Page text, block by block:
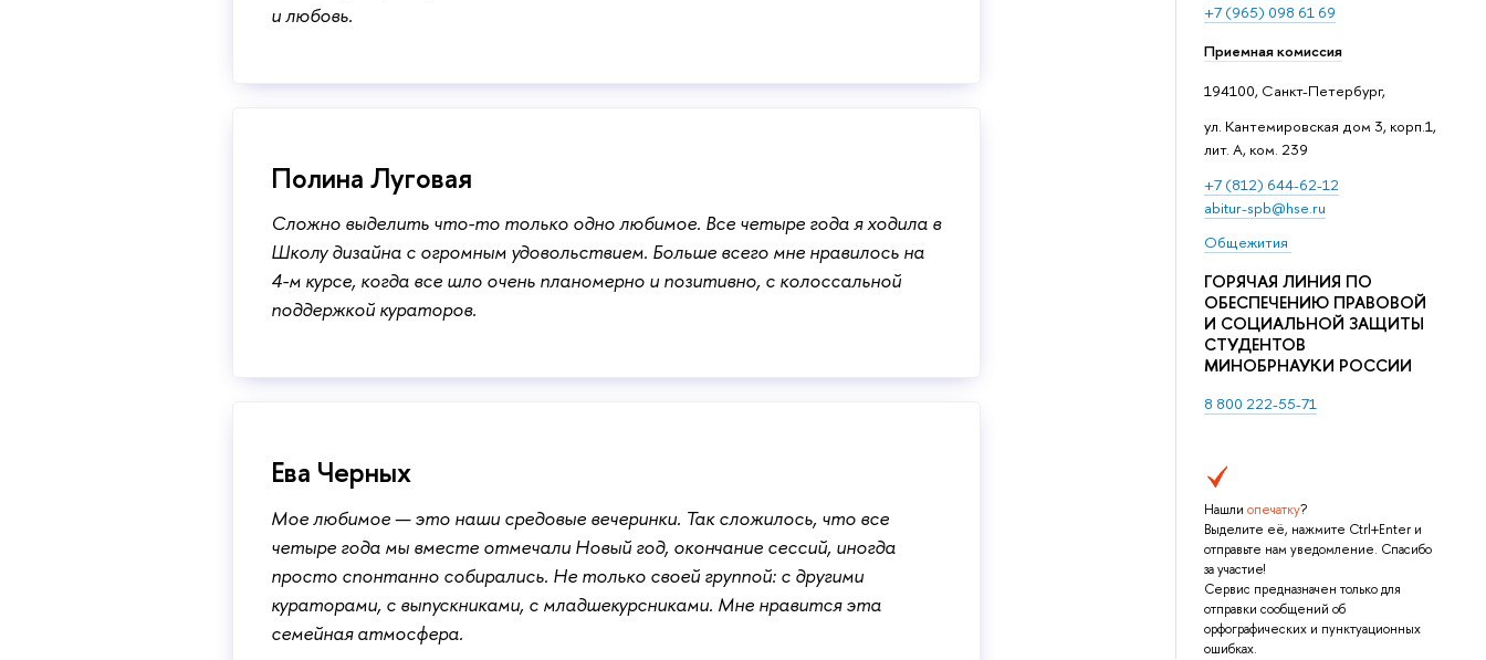
+7 (965) 098 61 69
Приемная комиссия
194100, Санкт-Петербург,
ул. Кантемировская дом 3, корп.1,
лит. А, ком. 239
+7 (812) 644-62-12
abitur-spb@hse.ru
Общежития
ГОРЯЧАЯ ЛИНИЯ ПО
ОБЕСПЕЧЕНИЮ ПРАВОВОЙ
И СОЦИАЛЬНОЙ ЗАЩИТЫ
СТУДЕНТОВ
МИНОБРНАУКИ РОССИИ
8 800 222-55-71
Нашли опечатку?
Выделите её, нажмите Ctrl+Enter и
отправьте нам уведомление. Спасибо
за участие!
Сервис предназначен только для
отправки сообщений об
орфографических и пунктуационных
ошибках.
и любовь.
Полина Луговая
Сложно выделить что-то только одно любимое. Все четыре года я ходила в
Школу дизайна с огромным удовольствием. Больше всего мне нравилось на
4-м курсе, когда все шло очень планомерно и позитивно, с колоссальной
поддержкой кураторов.
Ева Черных
Мое любимое — это наши средовые вечеринки. Так сложилось, что все
четыре года мы вместе отмечали Новый год, окончание сессий, иногда
просто спонтанно собирались. Не только своей группой: с другими
кураторами, с выпускниками, с младшекурсниками. Мне нравится эта
семейная атмосфера.